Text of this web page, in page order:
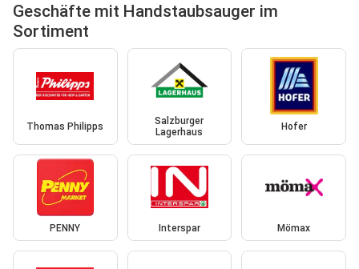
Geschäfte mit Handstaubsauger im
Sortiment
Thomas Philipps
Salzburger
Lagerhaus
Hofer
PENNY Interspar Mömax